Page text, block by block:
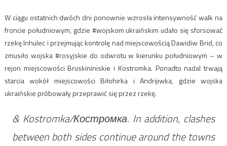
W ciągu ostatnich dwóch dni ponownie wzrosła intensywność walk na
froncie południowym, gdzie #wojskom ukraińskim udało się sforsować
rzekę Inhulec i przejmując kontrolę nad miejscowością Dawidiw Brid, co
zmusiło wojska #rosyjskie do odwrotu w kierunku południowym – w
rejon miejscowości Bruskininiskiе i Kostromka. Ponadto nadal trwają
starcia wokół miejscowości Biłohirka i Andrijiwka, gdzie wojska
ukraińskie próbowały przeprawić się przez rzekę.
& Kostromka/Костромка. In addition, clashes
between both sides continue around the towns